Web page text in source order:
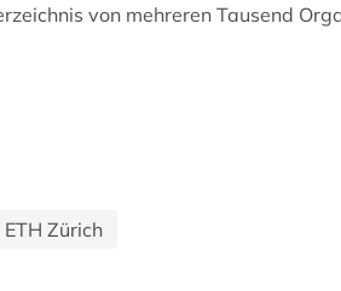
von mehreren Tausend
Zürich